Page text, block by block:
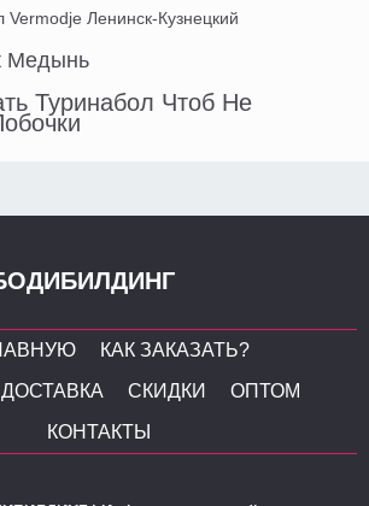
Ленинск-Кузнецкий
Медынь
Туринабол Чтоб Не
КАК ЗАКАЗАТЬ?
СКИДКИ
ОПТОМ
КОНТАКТЫ